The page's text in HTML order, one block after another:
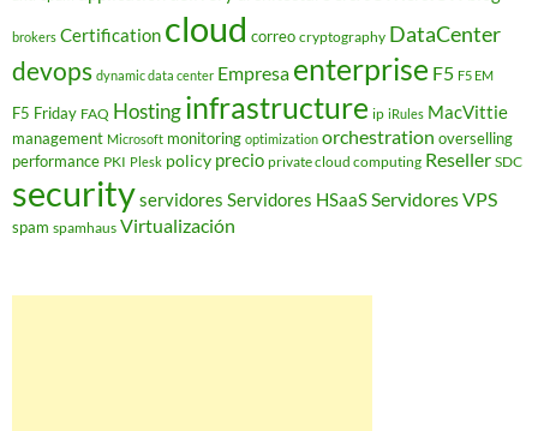
brokers Certification cloud correo cryptography DataCenter
devops dynamic data center Empresa enterprise F5 F5 EM
F5 Friday FAQ Hostinginfrastructure ip iRules MacVittie
management Microsoft monitoring optimization orchestration overselling
performance PKI Plesk policy precio private cloud computing Reseller SDC
securityservidores Servidores HSaaSServidores VPS
spam spamhaus Virtualización